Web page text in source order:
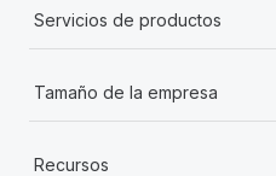
Servicios de productos
Tamaño de la empresa
Recursos